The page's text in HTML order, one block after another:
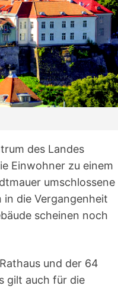
des Landes
Einwohner zu einem
umschlossene
die Vergangenheit
scheinen noch
und der 64
gilt auch für die